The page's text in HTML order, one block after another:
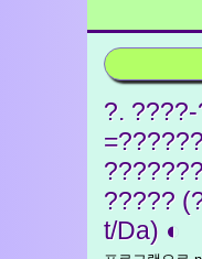
?.
?????
t/Da) ◐